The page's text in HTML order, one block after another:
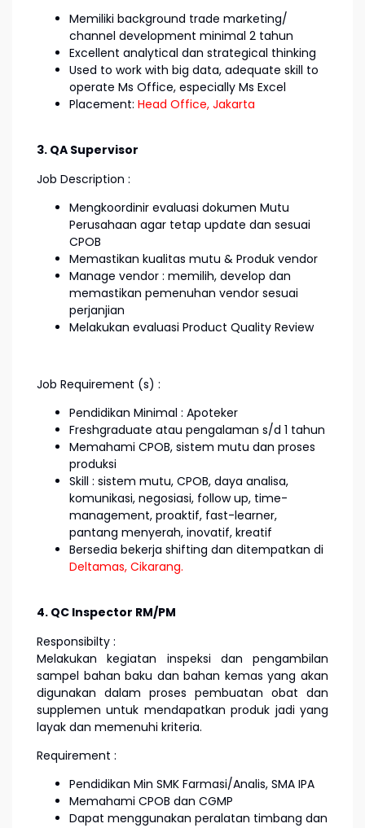
Memiliki background trade marketing/
channel development minimal 2 tahun
Excellent analytical dan strategical thinking
Used to work with big data, adequate skill to
operate Ms Office, especially Ms Excel
Placement: Head Office, Jakarta
3. QA Supervisor
Job Description :
Mengkoordinir evaluasi dokumen Mutu
Perusahaan agar tetap update dan sesuai
CPOB
Memastikan kualitas mutu & Produk vendor
Manage vendor : memilih, develop dan
memastikan pemenuhan vendor sesuai
perjanjian
Melakukan evaluasi Product Quality Review
Job Requirement (s) :
Pendidikan Minimal : Apoteker
Freshgraduate atau pengalaman s/d 1 tahun
Memahami CPOB, sistem mutu dan proses
produksi
Skill : sistem mutu, CPOB, daya analisa,
komunikasi, negosiasi, follow up, time-
management, proaktif, fast-learner,
pantang menyerah, inovatif, kreatif
Bersedia bekerja shifting dan ditempatkan di
Deltamas, Cikarang.
4. QC Inspector RM/PM
Responsibilty :
Melakukan kegiatan inspeksi dan pengambilan
sampel bahan baku dan bahan kemas yang akan
digunakan dalam proses pembuatan obat dan
supplemen untuk mendapatkan produk jadi yang
layak dan memenuhi kriteria.
Requirement :
Pendidikan Min SMK Farmasi/Analis, SMA IPA
Memahami CPOB dan CGMP
Dapat menggunakan peralatan timbang dan